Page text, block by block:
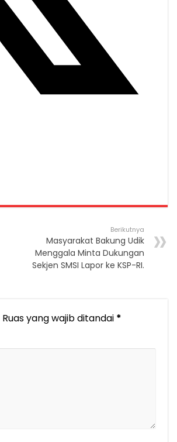
Berikutnya
Masyarakat Bakung Udik
Menggala Minta Dukungan
Sekjen SMSI Lapor ke KSP-RI.
Ruas yang wajib ditandai *